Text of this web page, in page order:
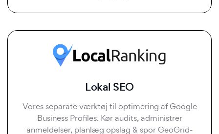
Lokal SEO
Vores separate værktøj til optimering af Google
Business Profiles. Kør audits, administrer
anmeldelser, planlæg opslag & spor GeoGrid-